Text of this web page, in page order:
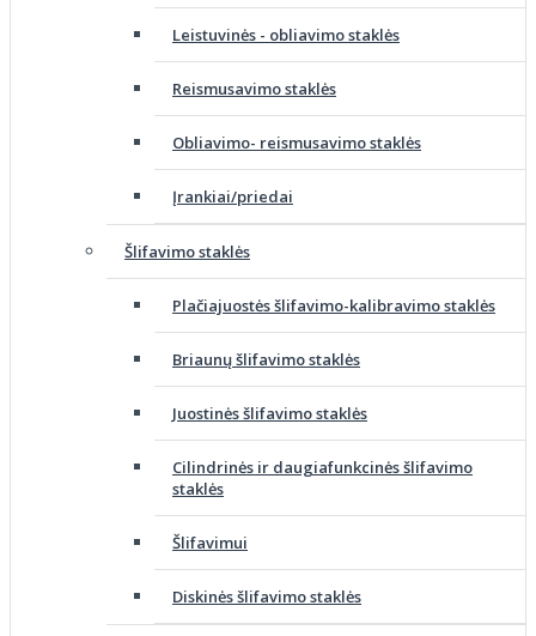
Leistuvinės - obliavimo staklės
Reismusavimo staklės
Obliavimo- reismusavimo staklės
Įrankiai/priedai
Šlifavimo staklės
Plačiajuostės šlifavimo-kalibravimo staklės
Briaunų šlifavimo staklės
Juostinės šlifavimo staklės
Cilindrinės ir daugiafunkcinės šlifavimo
staklės
Šlifavimui
Diskinės šlifavimo staklės